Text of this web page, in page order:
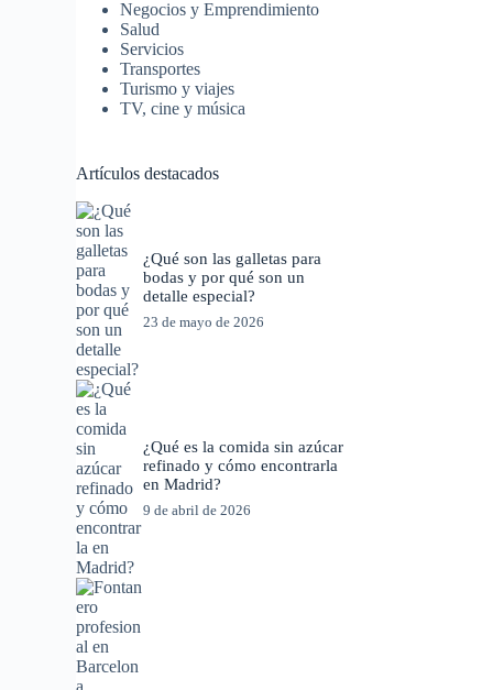
Negocios y Emprendimiento
Salud
Servicios
Transportes
Turismo y viajes
TV, cine y música
Artículos destacados
¿Qué son las galletas para
bodas y por qué son un
detalle especial?
23 de mayo de 2026
¿Qué es la comida sin azúcar
refinado y cómo encontrarla
en Madrid?
9 de abril de 2026